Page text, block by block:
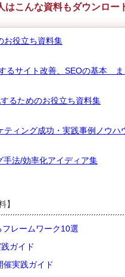
はこんな資料もダウンロー
お役立ち資料集
るサイト改善、SEOの基本 ま
るためのお役立ち資料集
ィング成功・実践事例ノウハ
手法/効率化アイディア集
】
フレームワーク10選
ガイド
催実践ガイド